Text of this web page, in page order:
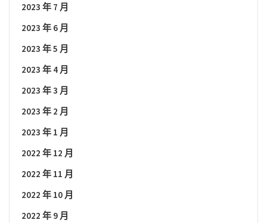
2023 年 7 月
2023 年 6 月
2023 年 5 月
2023 年 4 月
2023 年 3 月
2023 年 2 月
2023 年 1 月
2022 年 12 月
2022 年 11 月
2022 年 10 月
2022 年 9 月